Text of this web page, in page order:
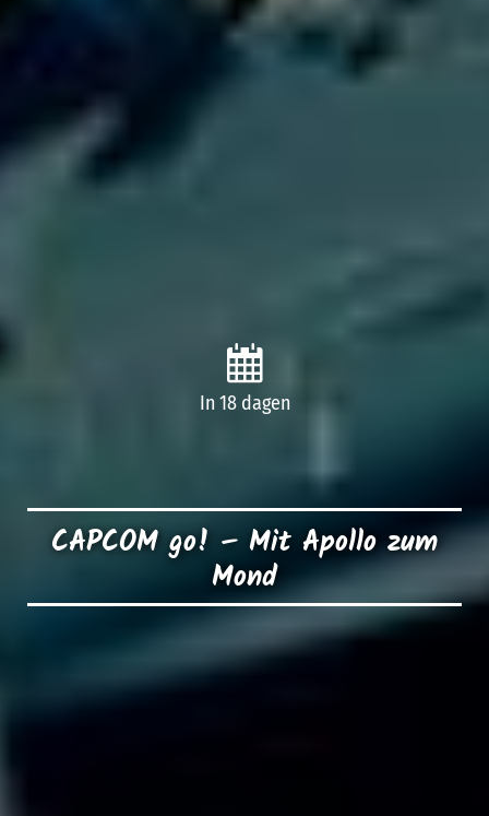
In 18 dagen
CAPCOM go! – Mit Apollo zum
Mond